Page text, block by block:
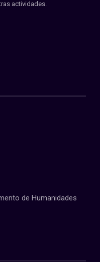
actividades.
de Humanidades